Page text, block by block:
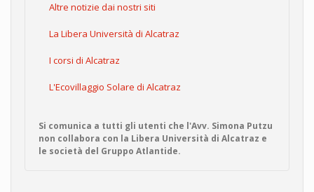
Altre notizie dai nostri siti
La Libera Università di Alcatraz
I corsi di Alcatraz
L'Ecovillaggio Solare di Alcatraz
Si comunica a tutti gli utenti che l'Avv. Simona Putzu
non collabora con la Libera Università di Alcatraz e
le società del Gruppo Atlantide.